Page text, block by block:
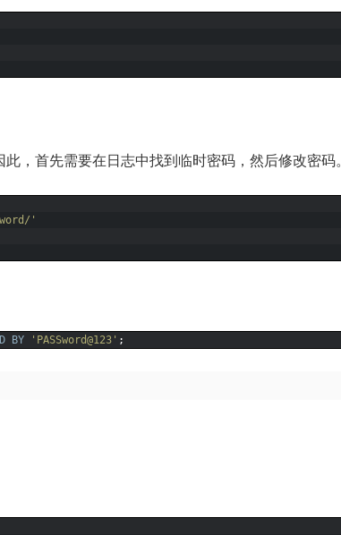
，首先需要在日志中找到临时密码，然后修改密码。
'
BY 'PASSword@123' ;